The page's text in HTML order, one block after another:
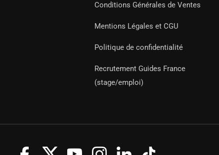
Conditions Générales de Ventes
Mentions Légales et CGU
Politique de confidentialité
Recrutement Guides France
(stage/emploi)